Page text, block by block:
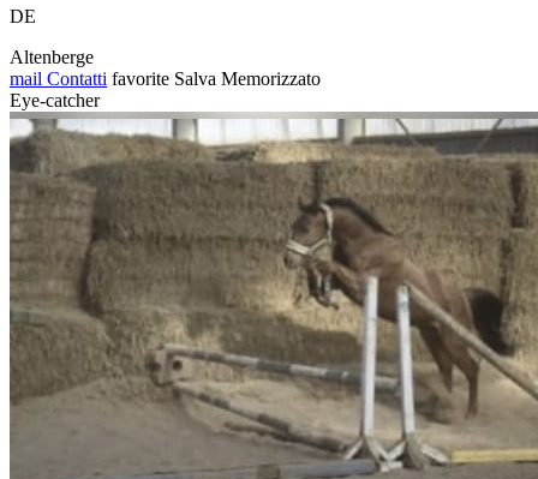
DE
Altenberge
mail Contatti favorite Salva Memorizzato
Eye-catcher